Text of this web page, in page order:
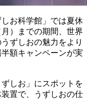
お科学館」では夏休
）までの期間、世界
ずしおの魅力をより
額キャンペーンが実
しお」にスポットを
置で、うずしおの仕